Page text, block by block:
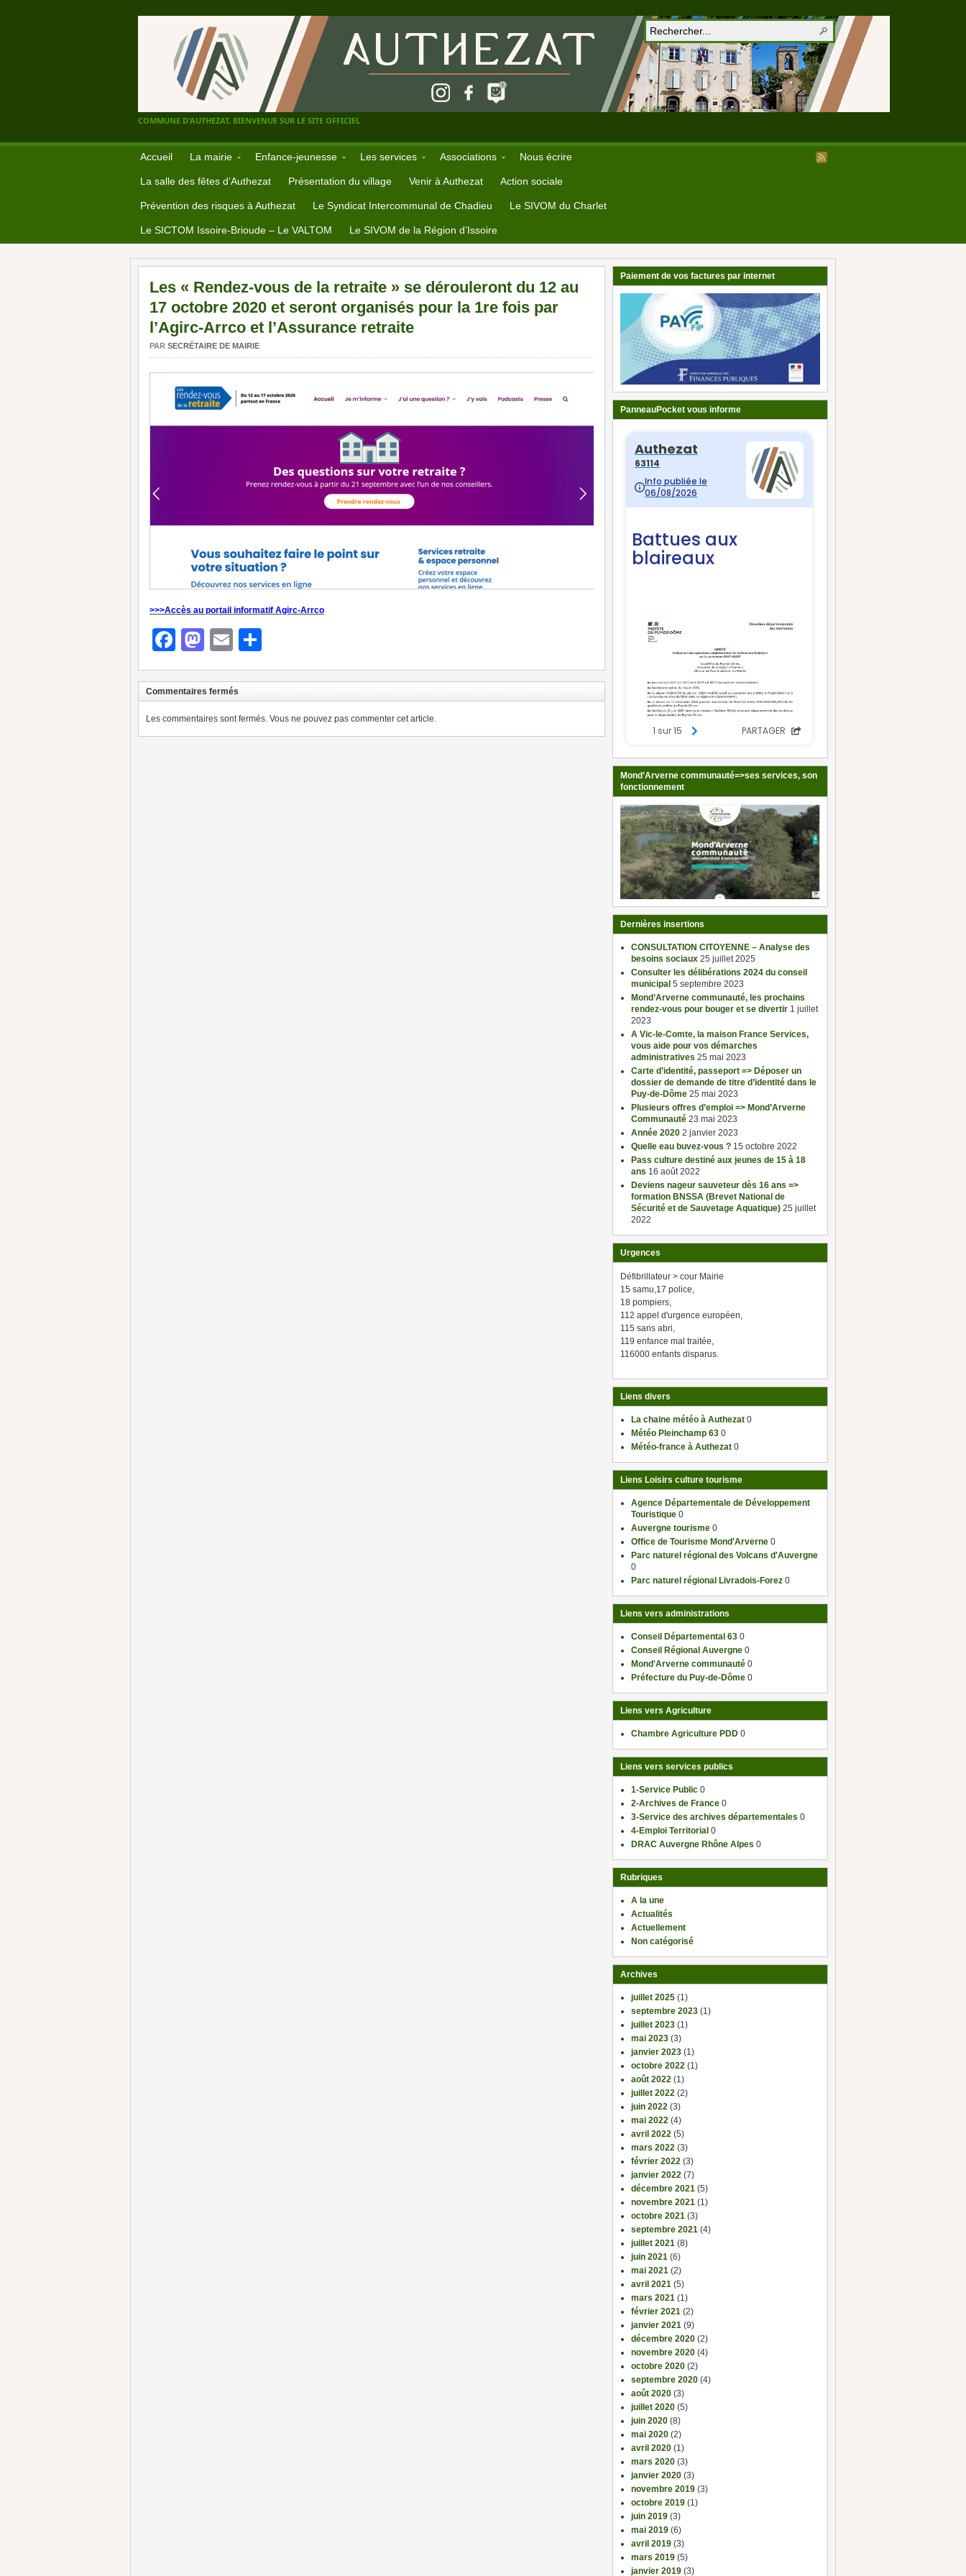
COMMUNE D'AUTHEZAT, BIENVENUE SUR LE SITE OFFICIEL
Accueil La mairie Enfance-jeunesse Les services Associations Nous écrire
La salle des fêtes d’Authezat Présentation du village Venir à Authezat Action sociale
Prévention des risques à Authezat Le Syndicat Intercommunal de Chadieu Le SIVOM du Charlet
Le SICTOM Issoire-Brioude – Le VALTOM Le SIVOM de la Région d’Issoire
Les « Rendez-vous de la retraite » se dérouleront du 12 au
17 octobre 2020 et seront organisés pour la 1re fois par
l’Agirc-Arrco et l’Assurance retraite
PAR SECRÉTAIRE DE MAIRIE
>>>Accès au portail informatif Agirc-Arrco
Facebook
Mastodon
Email
Commentaires fermés
Les commentaires sont fermés. Vous ne pouvez pas commenter cet article.
Paiement de vos factures par internet
PanneauPocket vous informe
Mond’Arverne communauté=>ses services, son
fonctionnement
Dernières insertions
CONSULTATION CITOYENNE – Analyse des
besoins sociaux 25 juillet 2025
Consulter les délibérations 2024 du conseil
municipal 5 septembre 2023
Mond’Arverne communauté, les prochains
rendez-vous pour bouger et se divertir 1 juillet
2023
A Vic-le-Comte, la maison France Services,
vous aide pour vos démarches
administratives 25 mai 2023
Carte d’identité, passeport => Déposer un
dossier de demande de titre d’identité dans le
Puy-de-Dôme 25 mai 2023
Plusieurs offres d’emploi => Mond’Arverne
Communauté 23 mai 2023
Année 2020 2 janvier 2023
Quelle eau buvez-vous ? 15 octobre 2022
Pass culture destiné aux jeunes de 15 à 18
ans 16 août 2022
Deviens nageur sauveteur dès 16 ans =>
formation BNSSA (Brevet National de
Sécurité et de Sauvetage Aquatique) 25 juillet
2022
Urgences
Défibrillateur > cour Mairie
15 samu,17 police,
18 pompiers,
112 appel d'urgence européen,
115 sans abri,
119 enfance mal traitée,
116000 enfants disparus.
Liens divers
La chaine météo à Authezat 0
Météo Pleinchamp 63 0
Météo-france à Authezat 0
Liens Loisirs culture tourisme
Agence Départementale de Développement
Touristique 0
Auvergne tourisme 0
Office de Tourisme Mond'Arverne 0
Parc naturel régional des Volcans d'Auvergne
0
Parc naturel régional Livradois-Forez 0
Liens vers administrations
Conseil Départemental 63 0
Conseil Régional Auvergne 0
Mond'Arverne communauté 0
Préfecture du Puy-de-Dôme 0
Liens vers Agriculture
Chambre Agriculture PDD 0
Liens vers services publics
1-Service Public 0
2-Archives de France 0
3-Service des archives départementales 0
4-Emploi Territorial 0
DRAC Auvergne Rhône Alpes 0
Rubriques
A la une
Actualités
Actuellement
Non catégorisé
Archives
juillet 2025 (1)
septembre 2023 (1)
juillet 2023 (1)
mai 2023 (3)
janvier 2023 (1)
octobre 2022 (1)
août 2022 (1)
juillet 2022 (2)
juin 2022 (3)
mai 2022 (4)
avril 2022 (5)
mars 2022 (3)
février 2022 (3)
janvier 2022 (7)
décembre 2021 (5)
novembre 2021 (1)
octobre 2021 (3)
septembre 2021 (4)
juillet 2021 (8)
juin 2021 (6)
mai 2021 (2)
avril 2021 (5)
mars 2021 (1)
février 2021 (2)
janvier 2021 (9)
décembre 2020 (2)
novembre 2020 (4)
octobre 2020 (2)
septembre 2020 (4)
août 2020 (3)
juillet 2020 (5)
juin 2020 (8)
mai 2020 (2)
avril 2020 (1)
mars 2020 (3)
janvier 2020 (3)
novembre 2019 (3)
octobre 2019 (1)
juin 2019 (3)
mai 2019 (6)
avril 2019 (3)
mars 2019 (5)
janvier 2019 (3)